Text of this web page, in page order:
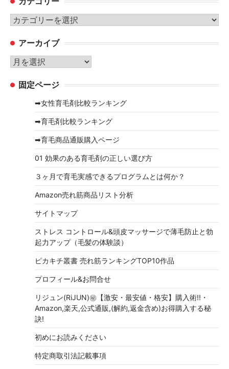
カ
ゴ
リ
ー
アーカイブ
ア
カ 固定ページ
➡女性育毛剤比較ランキング
➡育毛剤比較ランキング
➡育毛商品通販購入ページ
01 効果のある育毛剤の正しい選び方
３ヶ月で育毛実感できるプログラムとは何か？
Amazon売れ筋商品リスト分析
サイトマップ
ストレス コントロール&頭皮マッサージで薄毛防止と勃
起力アップ（毛髪の体験談）
ピカキチ叢書 売れ筋ランキングTOP10作品
プロフィール&お問合せ
リジュン(RiJUN)㊙【激安・最安値・格安】購入術!!・
Amazon,楽天,公式通販,(解約,返金含め)お得購入する秘
訣!
初めにお読みください
特定商取引法記載事項